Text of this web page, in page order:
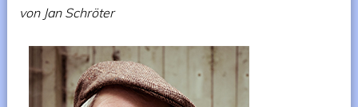
von Jan Schröter